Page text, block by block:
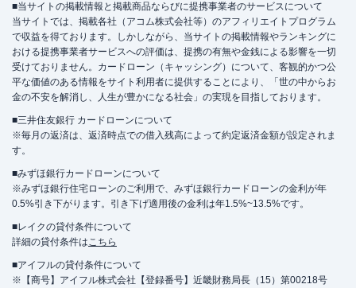
■当サイトの掲載情報と掲載商品ならびに提携事業者のサービスについて
当サイトでは、掲載各社（アコム株式会社等）のアフィリエイトプログラム
で収益を得ております。しかしながら、当サイトの掲載情報やランキングに
おける提携事業者サービスへの評価は、提携の有無や金銭による影響を一切
受けておりません。カードローン（キャッシング）について、客観的かつ公
平な価値のある情報をサイト利用者に提供することにより、「世の中からお
金の不安を解消し、人生が豊かになる社会」の実現を目指しております。
■三井住友銀行 カードローンについて
※毎月の返済は、返済時点での借入残高によって約定返済金額が設定されま
す。
■みずほ銀行カードローンについて
※みずほ銀行住宅ローンのご利用で、みずほ銀行カードローンの金利が年
0.5%引き下がります。引き下げ適用後の金利は年1.5%~13.5%です。
■レイクの貸付条件について
詳細の貸付条件はこちら
■アイフルの貸付条件について
※【商号】アイフル株式会社【登録番号】近畿財務局長（15）第00218号